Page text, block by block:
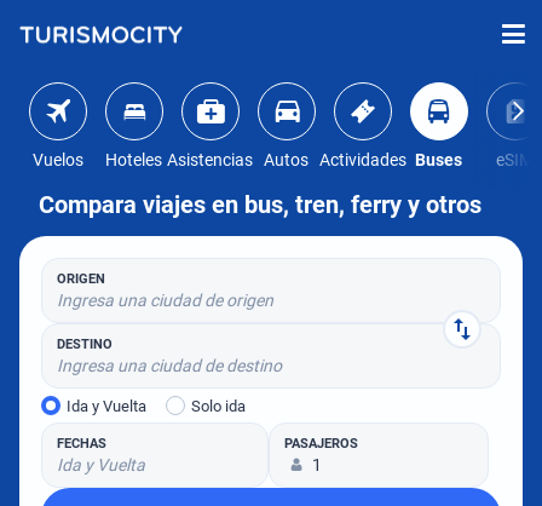
Vuelos Hoteles Asistencias Autos Actividades Buses eSIM
Compara viajes en bus, tren, ferry y otros
ORIGEN
Ingresa una ciudad de origen
DESTINO
Ingresa una ciudad de destino
Ida y Vuelta Solo ida
FECHAS
Ida y Vuelta
PASAJEROS
1